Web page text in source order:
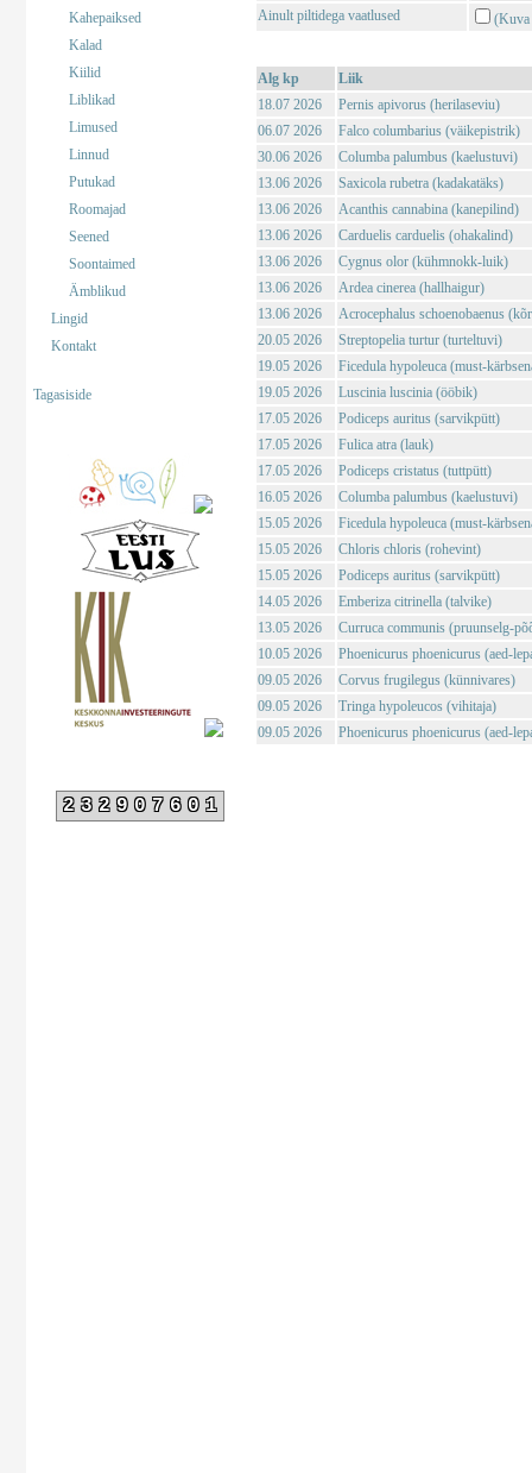
Kahepaiksed
Kalad
Kiilid
Liblikad
Limused
Linnud
Putukad
Roomajad
Seened
Soontaimed
Ämblikud
Lingid
Kontakt
Tagasiside
232907601
Ainult piltidega vaatlused
(Kuva
Alg kp
Liik
18.07 2026
Pernis apivorus (herilaseviu)
06.07 2026
Falco columbarius (väikepistrik)
30.06 2026
Columba palumbus (kaelustuvi)
13.06 2026
Saxicola rubetra (kadakatäks)
13.06 2026
Acanthis cannabina (kanepilind)
13.06 2026
Carduelis carduelis (ohakalind)
13.06 2026
Cygnus olor (kühmnokk-luik)
13.06 2026
Ardea cinerea (hallhaigur)
13.06 2026
Acrocephalus schoenobaenus
20.05 2026
Streptopelia turtur (turteltuvi)
19.05 2026
Ficedula hypoleuca (must-
19.05 2026
Luscinia luscinia (ööbik)
17.05 2026
Podiceps auritus (sarvikpütt)
17.05 2026
Fulica atra (lauk)
17.05 2026
Podiceps cristatus (tuttpütt)
16.05 2026
Columba palumbus (kaelustuvi)
15.05 2026
Ficedula hypoleuca (must-
15.05 2026
Chloris chloris (rohevint)
15.05 2026
Podiceps auritus (sarvikpütt)
14.05 2026
Emberiza citrinella (talvike)
13.05 2026
Curruca communis (pruunselg-
10.05 2026
Phoenicurus phoenicurus (aed-
09.05 2026
Corvus frugilegus (künnivares)
09.05 2026
Tringa hypoleucos (vihitaja)
09.05 2026
Phoenicurus phoenicurus (aed-